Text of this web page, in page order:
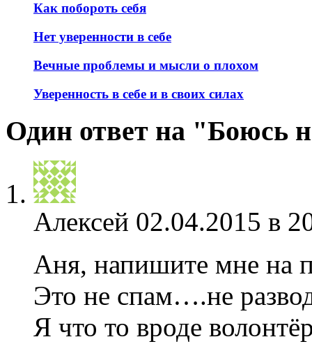
Как побороть себя
Нет уверенности в себе
Вечные проблемы и мысли о плохом
Уверенность в себе и в своих силах
Один ответ на "Боюсь
Алексей 02.04.2015 в
Аня, напишите мне на
Это не спам….не
Я что то вроде